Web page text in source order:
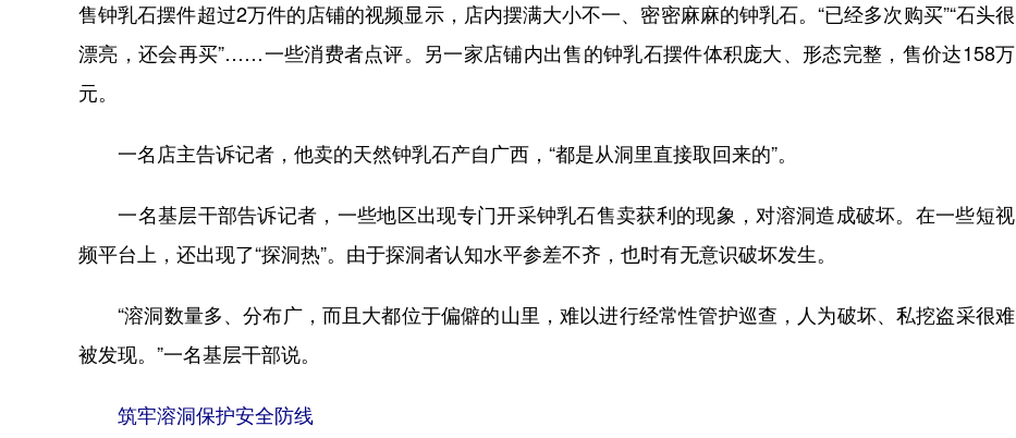
售钟乳石摆件超过2万件的店铺的视频显示，店内摆满大小不一、密密麻麻的钟乳石。“已经多次购买”“石头很
漂亮，还会再买”……一些消费者点评。另一家店铺内出售的钟乳石摆件体积庞大、形态完整，售价达158万
元。
一名店主告诉记者，他卖的天然钟乳石产自广西，“都是从洞里直接取回来的”。
一名基层干部告诉记者，一些地区出现专门开采钟乳石售卖获利的现象，对溶洞造成破坏。在一些短视
频平台上，还出现了“探洞热”。由于探洞者认知水平参差不齐，也时有无意识破坏发生。
“溶洞数量多、分布广，而且大都位于偏僻的山里，难以进行经常性管护巡查，人为破坏、私挖盗采很难
被发现。”一名基层干部说。
筑牢溶洞保护安全防线